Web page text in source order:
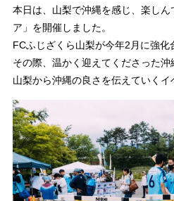
本日は、山梨で沖縄を感じ、楽し
ア」を開催しました。
FCふじざくら山梨が今年2月に強化
その際、温かく迎えてくださった
山梨から沖縄の良さを伝えていくイ